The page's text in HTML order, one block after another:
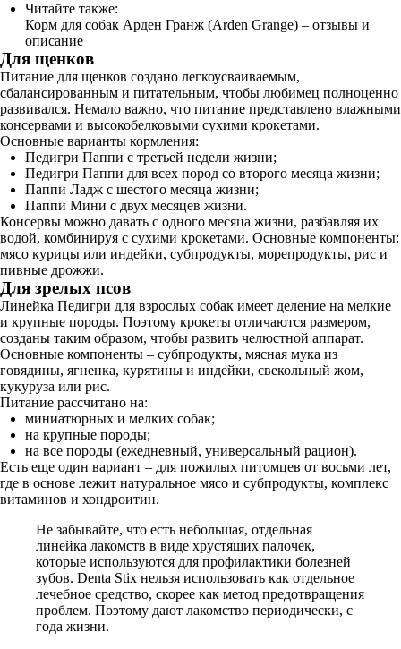
Читайте также:
Корм для собак Арден Гранж (Arden Grange) – отзывы и
описание
Для щенков
Питание для щенков создано легкоусваиваемым,
сбалансированным и питательным, чтобы любимец полноценно
развивался. Немало важно, что питание представлено влажными
консервами и высокобелковыми сухими крокетами.
Основные варианты кормления:
Педигри Паппи с третьей недели жизни;
Педигри Паппи для всех пород со второго месяца жизни;
Паппи Ладж с шестого месяца жизни;
Паппи Мини с двух месяцев жизни.
Консервы можно давать с одного месяца жизни, разбавляя их
водой, комбинируя с сухими крокетами. Основные компоненты:
мясо курицы или индейки, субпродукты, морепродукты, рис и
пивные дрожжи.
Для зрелых псов
Линейка Педигри для взрослых собак имеет деление на мелкие
и крупные породы. Поэтому крокеты отличаются размером,
созданы таким образом, чтобы развить челюстной аппарат.
Основные компоненты – субпродукты, мясная мука из
говядины, ягненка, курятины и индейки, свекольный жом,
кукуруза или рис.
Питание рассчитано на:
миниатюрных и мелких собак;
на крупные породы;
на все породы (ежедневный, универсальный рацион).
Есть еще один вариант – для пожилых питомцев от восьми лет,
где в основе лежит натуральное мясо и субпродукты, комплекс
витаминов и хондроитин.
Не забывайте, что есть небольшая, отдельная
линейка лакомств в виде хрустящих палочек,
которые используются для профилактики болезней
зубов. Denta Stix нельзя использовать как отдельное
лечебное средство, скорее как метод предотвращения
проблем. Поэтому дают лакомство периодически, с
года жизни.